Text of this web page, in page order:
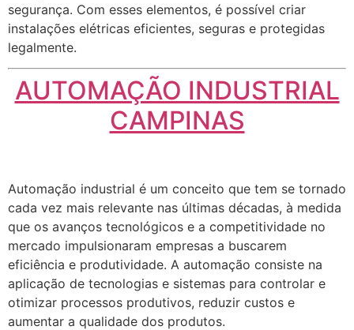
segurança. Com esses elementos, é possível criar
instalações elétricas eficientes, seguras e protegidas
legalmente.
AUTOMAÇÃO INDUSTRIAL
CAMPINAS
Automação industrial é um conceito que tem se tornado
cada vez mais relevante nas últimas décadas, à medida
que os avanços tecnológicos e a competitividade no
mercado impulsionaram empresas a buscarem
eficiência e produtividade. A automação consiste na
aplicação de tecnologias e sistemas para controlar e
otimizar processos produtivos, reduzir custos e
aumentar a qualidade dos produtos.